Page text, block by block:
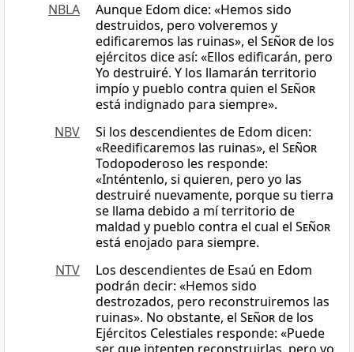
NBLA
Aunque Edom dice: «Hemos sido
destruidos, pero volveremos y
edificaremos las ruinas», el Señorde los
ejércitos dice así: «Ellos edificarán, pero
Yo destruiré. Y los llamarán territorio
impío y pueblo contra quien el Señor
está indignado para siempre».
NBV
Si los descendientes de Edom dicen:
«Reedificaremos las ruinas», el Señor
Todopoderoso les responde:
«Inténtenlo, si quieren, pero yo las
destruiré nuevamente, porque su tierra
se llama debido a mí territorio de
maldad y pueblo contra el cual el Señor
está enojado para siempre.
NTV
Los descendientes de Esaú en Edom
podrán decir: «Hemos sido
destrozados, pero reconstruiremos las
ruinas». No obstante, el Señorde los
Ejércitos Celestiales responde: «Puede